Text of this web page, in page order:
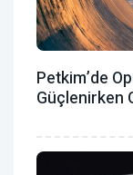
Petkim’de
Güçlenirken